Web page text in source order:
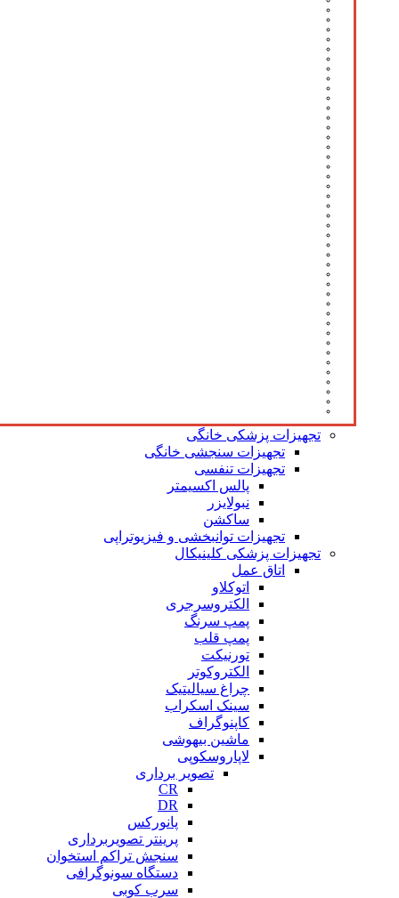
تجهیزات پزشکی خانگی
تجهیزات سنجشی خانگی
تجهیزات تنفسی
پالس اکسیمتر
نبولایزر
ساکشن
تجهیزات توانبخشی و فیزیوتراپی
تجهیزات پزشکی کلینیکال
اتاق عمل
اتوکلاو
الکتروسرجری
پمپ سرنگ
پمپ قلب
تورنیکت
الکتروکوتر
چراغ سیالیتیک
سینک اسکراب
کاپنوگراف
ماشین بیهوشی
لاپاروسکوپی
تصویر برداری
CR
DR
پانورکس
پرینتر تصویربرداری
سنجش تراکم استخوان
دستگاه سونوگرافی
سرب کوبی